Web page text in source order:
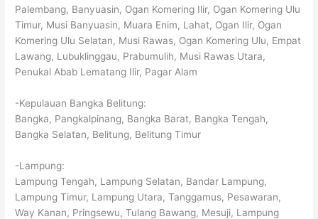
Palembang, Banyuasin, Ogan Komering Ilir, Ogan Komering Ulu
Timur, Musi Banyuasin, Muara Enim, Lahat, Ogan Ilir, Ogan
Komering Ulu Selatan, Musi Rawas, Ogan Komering Ulu, Empat
Lawang, Lubuklinggau, Prabumulih, Musi Rawas Utara,
Penukal Abab Lematang Ilir, Pagar Alam
-Kepulauan Bangka Belitung:
Bangka, Pangkalpinang, Bangka Barat, Bangka Tengah,
Bangka Selatan, Belitung, Belitung Timur
-Lampung:
Lampung Tengah, Lampung Selatan, Bandar Lampung,
Lampung Timur, Lampung Utara, Tanggamus, Pesawaran,
Way Kanan, Pringsewu, Tulang Bawang, Mesuji, Lampung